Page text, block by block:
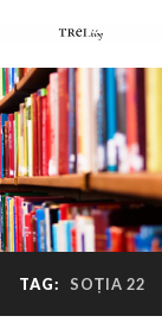
TAG: SOȚIA 22